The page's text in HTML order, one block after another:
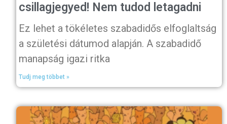
csillagjegyed! Nem tudod letagadni
Ez lehet a tökéletes szabadidős elfoglaltság
a születési dátumod alapján. A szabadidő
manapság igazi ritka
Tudj meg többet »